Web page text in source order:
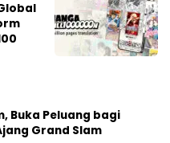
Buka Peluang bagi
Grand Slam